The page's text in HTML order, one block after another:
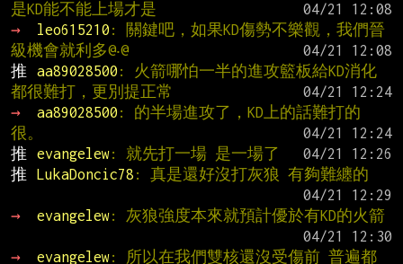
是KD能不能上場才是
→
leo615210 : 關鍵吧，如果KD傷勢不樂觀，我們晉
級機會就利多@‧@
推
aa89028500 : 火箭哪怕一半的進攻籃板給KD消化
都很難打，更別提正常
→
aa89028500 : 的半場進攻了，KD上的話難打的
很。
推
evangelew: 就先打一場 是一場了
推
LukaDoncic78 : 真是還好沒打灰狼 有夠難纏的
→
evangelew: 灰狼強度本來就預計優於有KD的火箭
→
evangelew: 所以在我們雙核還沒受傷前 普遍都